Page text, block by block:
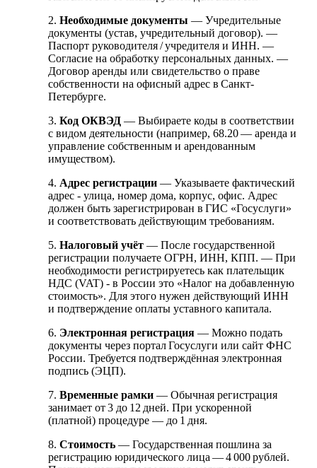
2. Необходимые документы — Учредительные
документы (устав, учредительный договор). —
Паспорт руководителя / учредителя и ИНН. —
Согласие на обработку персональных данных. —
Договор аренды или свидетельство о праве
собственности на офисный адрес в Санкт-
Петербурге.
3. Код ОКВЭД — Выбираете коды в соответствии
с видом деятельности (например, 68.20 — аренда и
управление собственным и арендованным
имуществом).
4. Адрес регистрации — Указываете фактический
адрес - улица, номер дома, корпус, офис. Адрес
должен быть зарегистрирован в ГИС «Госуслуги»
и соответствовать действующим требованиям.
5. Налоговый учёт — После государственной
регистрации получаете ОГРН, ИНН, КПП. — При
необходимости регистрируетесь как плательщик
НДС (VAT) - в России это «Налог на добавленную
стоимость». Для этого нужен действующий ИНН
и подтверждение оплаты уставного капитала.
6. Электронная регистрация — Можно подать
документы через портал Госуслуги или сайт ФНС
России. Требуется подтверждённая электронная
подпись (ЭЦП).
7. Временные рамки — Обычная регистрация
занимает от 3 до 12 дней. При ускоренной
(платной) процедуре — до 1 дня.
8. Стоимость — Государственная пошлина за
регистрацию юридического лица — 4 000 рублей.